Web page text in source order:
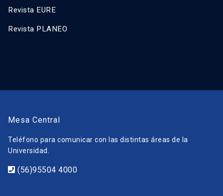
Revista EURE
Revista PLANEO
Mesa Central
Teléfono para comunicar con las distintas áreas de la
Universidad.
(56)95504 4000